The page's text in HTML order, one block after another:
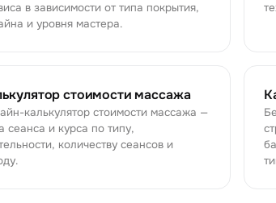
в зависимости от типа покрытия,
и уровня мастера.
стоимости массажа
калькулятор стоимости массажа —
сеанса и курса по типу,
количеству сеансов и